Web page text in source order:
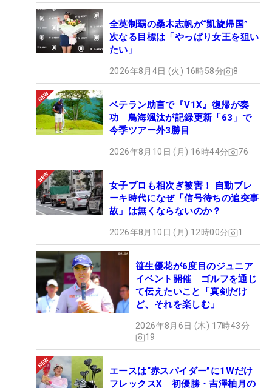
全英制覇の桑木志帆が“凱旋帰国”
次なる目標は「やっぱり女王を狙い
たい」
2026年8月4日 (火) 16時58分 8
ベテラン助言で『V1X』復帰が奏
功 鳥海颯汰が記録更新「63」で
今季ツアー外3勝目
2026年8月10日 (月) 16時44分 76
女子プロも相次ぎ被害！ 自動ブレ
ーキ時代になぜ「信号待ちの追突事
故」は無くならないのか？
2026年8月10日 (月) 12時00分 1
笹生優花が6度目のジュニア
イベント開催 ゴルフを通じ
て伝えたいこと「真剣だけ
ど、それを楽しむ」
2026年8月6日 (木) 17時43分
19
エースは“赤スパイダー”に1Wだけ
フレックスX 初優勝・吉澤柚月の